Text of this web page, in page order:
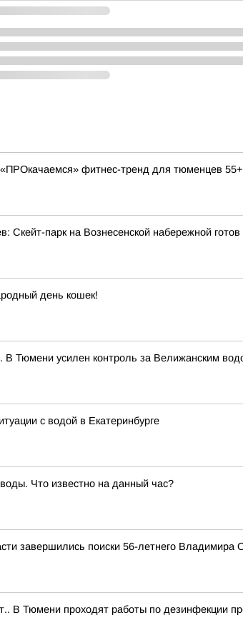
фитнес-тренд для тюменцев 55+
Скейт-парк на Вознесенской набережной
день кошек!
В Тюмени усилен контроль за Велижанским
с водой в Екатеринбурге
воды. Что известно на данный час?
завершились поиски 56-летнего Владимира
В Тюмени проходят работы по дезинфекции